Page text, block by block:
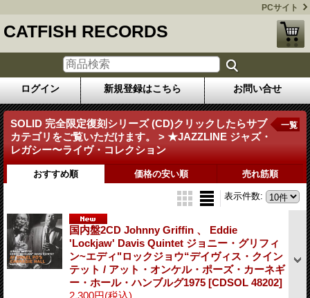
PCサイト
CATFISH RECORDS
ログイン 新規登録はこちら お問い合せ
SOLID 完全限定復刻シリーズ (CD)クリックしたらサブ
カテゴリをご覧いただけます。 > ★JAZZLINE ジャズ・
レガシー〜ライヴ・コレクション
一覧
おすすめ順 価格の安い順 売れ筋順
表示件数:
国内盤2CD Johnny Griffin 、 Eddie
'Lockjaw' Davis Quintet ジョニー・グリフィ
ン~エディ"ロックジョウ“デイヴィス・クイン
テット / アット・オンケル・ポーズ・カーネギ
ー・ホール・ハンブルグ1975 [CDSOL 48202]
2,300円(税込)